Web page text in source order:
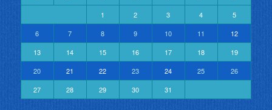
1 2 3 4
5
6
7 8 9 10 11
12
13
14 15 16 17 18
19
20
21 22 23 24 25
26
27
28 29 30 31